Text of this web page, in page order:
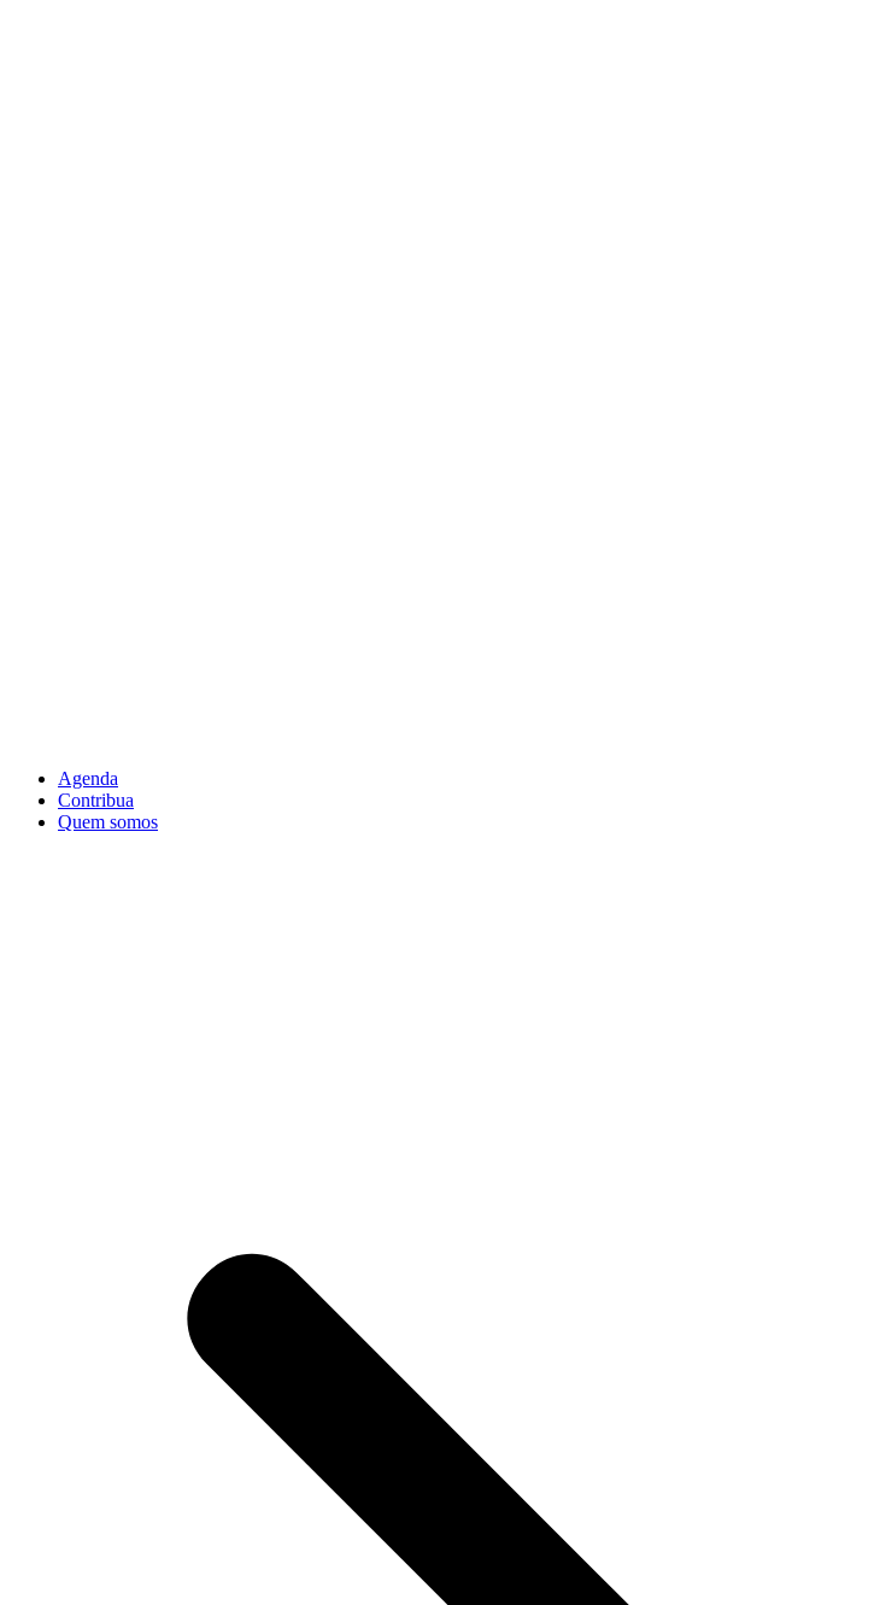
Agenda
Contribua
Quem somos